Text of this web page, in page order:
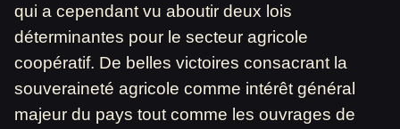
qui a cependant vu aboutir deux lois
déterminantes pour le secteur agricole
coopératif. De belles victoires consacrant la
souveraineté agricole comme intérêt général
majeur du pays tout comme les ouvrages de